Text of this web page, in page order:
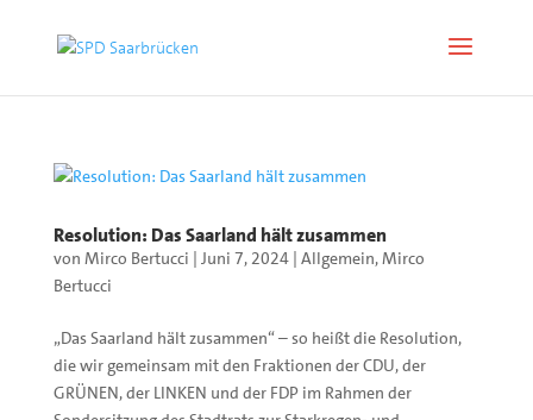
Resolution: Das Saarland hält zusammen
von Mirco Bertucci | Juni 7, 2024| Allgemein,Mirco
Bertucci
„Das Saarland hält zusammen“ – so heißt die Resolution,
die wir gemeinsam mit den Fraktionen der CDU, der
GRÜNEN, der LINKEN und der FDP im Rahmen der